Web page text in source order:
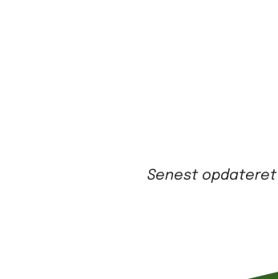
Senest opdateret